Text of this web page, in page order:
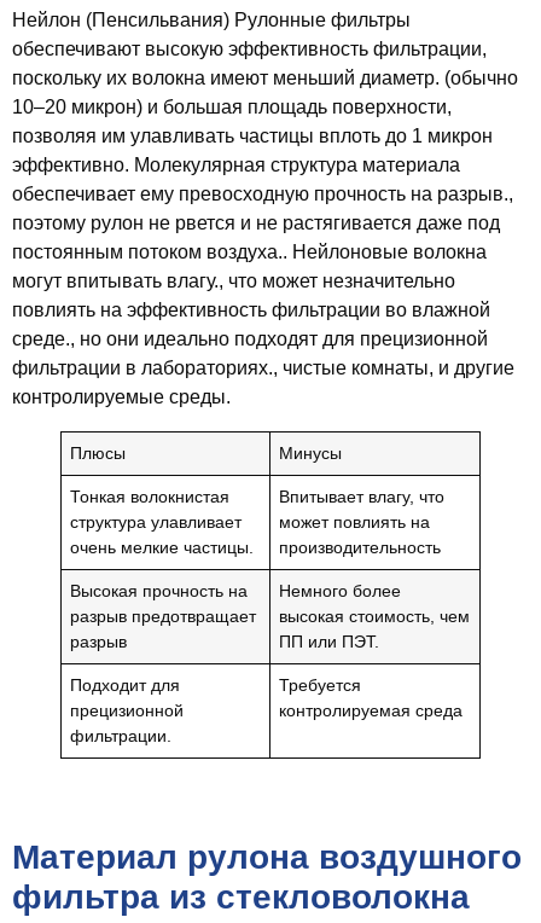
Нейлон (Пенсильвания) Рулонные фильтры
обеспечивают высокую эффективность фильтрации,
поскольку их волокна имеют меньший диаметр. (обычно
10–20 микрон) и большая площадь поверхности,
позволяя им улавливать частицы вплоть до 1 микрон
эффективно. Молекулярная структура материала
обеспечивает ему превосходную прочность на разрыв.,
поэтому рулон не рвется и не растягивается даже под
постоянным потоком воздуха.. Нейлоновые волокна
могут впитывать влагу., что может незначительно
повлиять на эффективность фильтрации во влажной
среде., но они идеально подходят для прецизионной
фильтрации в лабораториях., чистые комнаты, и другие
контролируемые среды.
Плюсы Минусы
Тонкая волокнистая
структура улавливает
очень мелкие частицы.
Впитывает влагу, что
может повлиять на
производительность
Высокая прочность на
разрыв предотвращает
разрыв
Немного более
высокая стоимость, чем
ПП или ПЭТ.
Подходит для
прецизионной
фильтрации.
Требуется
контролируемая среда
Материал рулона воздушного
фильтра из стекловолокна